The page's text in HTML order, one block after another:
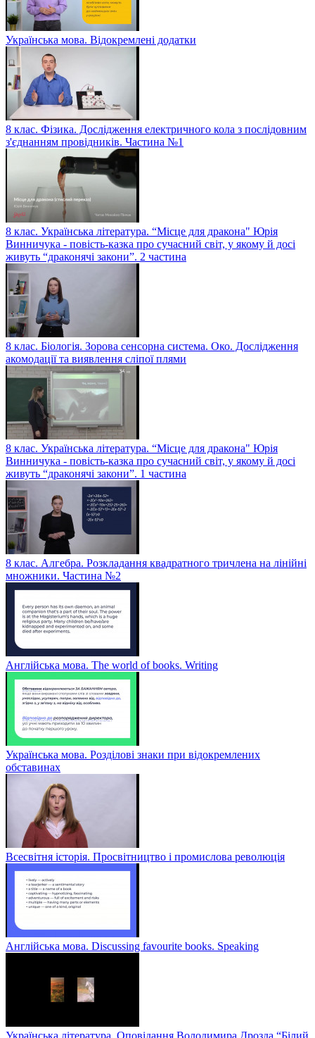
Українська мова. Відокремлені додатки
8 клас. Фізика. Дослідження електричного кола з послідовним
з'єднанням провідників. Частина №1
8 клас. Українська література. “Місце для дракона" Юрія
Винничука - повість-казка про сучасний світ, у якому й досі
живуть “драконячі закони”. 2 частина
8 клас. Біологія. Зорова сенсорна система. Око. Дослідження
акомодації та виявлення сліпої плями
8 клас. Українська література. “Місце для дракона" Юрія
Винничука - повість-казка про сучасний світ, у якому й досі
живуть “драконячі закони”. 1 частина
8 клас. Алгебра. Розкладання квадратного тричлена на лінійні
множники. Частина №2
Англійська мова. The world of books. Writing
Українська мова. Розділові знаки при відокремлених
обставинах
Всесвітня історія. Просвітництво і промислова революція
Англійська мова. Discussing favourite books. Speaking
Українська література. Оповідання Володимира Дрозда “Білий